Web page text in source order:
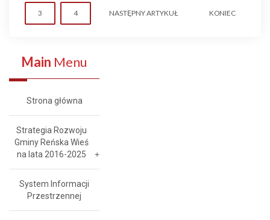
3 4 NASTĘPNY ARTYKUŁ KONIEC
Main Menu
Strona główna
Strategia Rozwoju
Gminy Reńska Wieś
na lata 2016-2025
System Informacji
Przestrzennej